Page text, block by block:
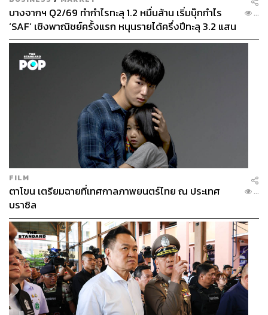
บางจากฯ Q2/69 ทำกำไรทะลุ 1.2 หมื่นล้าน เริ่มบุ๊กกำไร
‘SAF’ เชิงพาณิชย์ครั้งแรก หนุนรายได้ครึ่งปีทะลุ 3.2 แสน
ล้าน
...
FILM
ตาโขน เตรียมฉายที่เทศกาลภาพยนตร์ไทย ณ ประเทศ
บราซิล
...